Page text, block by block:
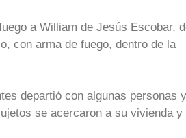
a William de Jesús Escobar,
con arma de fuego, dentro de la
departió con algunas personas y
se acercaron a su vivienda y